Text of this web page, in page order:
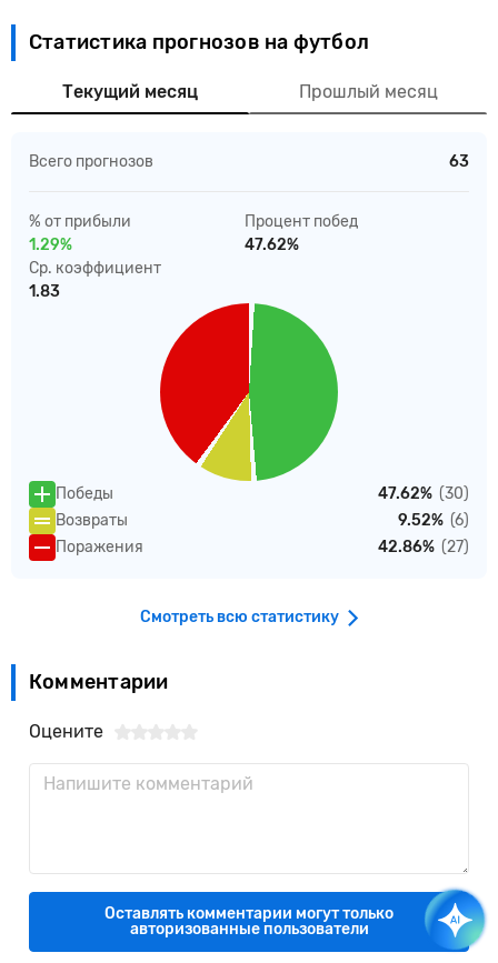
Статистика прогнозов на футбол
Текущий месяц Прошлый месяц
Всего прогнозов 63
% от прибыли
1.29%
Процент побед
47.62%
Ср. коэффициент
1.83
Победы 47.62% (30)
Возвраты
9.52% (6)
Поражения
42.86% (27)
Смотреть всю статистику
Комментарии
Оцените
Оставлять комментарии могут только
авторизованные пользователи